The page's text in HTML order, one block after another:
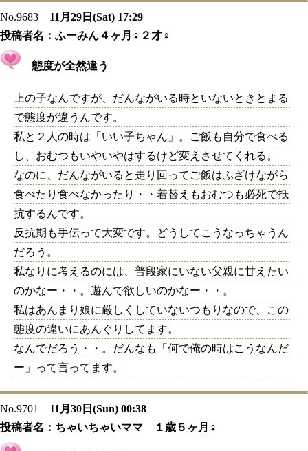
No.9683
11月29日(Sat) 17:29
投稿者名： ふーみん４ヶ月♀２才♀
態度が全然違う
上の子なんですが、だんながいる時といないときとまる
で態度が違うんです。
私と２人の時は「いい子ちゃん」。ご飯も自分で食べる
し、おむつもいやいやはするけど変えさせてくれる。
なのに、だんながいると走り回ってご飯はふざけながら
食べたり食べなかったり・・着替えもおむつも必死で抵
抗するんです。
反抗期も手伝って大変です。どうしてこうなっちゃうん
だろう。
私なりに考えるのには、普段家にいない父親に甘えたい
のかなー・・。遊んで欲しいのかなー・・。
私はあんまり娘に厳しくしていないつもりなので、この
態度の違いにあんぐりしてます。
なんでだろう・・。だんなも「何で俺の時はこうなんだ
ー」って言ってます。
No.9701
11月30日(Sun) 00:38
投稿者名： ちゃいちゃいママ １歳５ヶ月♀